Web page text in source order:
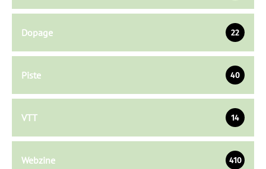
Dopage 22
Piste 40
VTT 14
Webzine 410